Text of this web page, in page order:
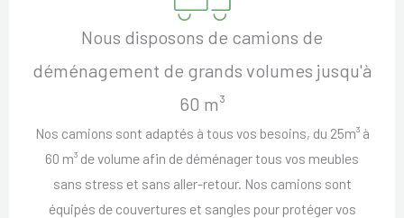
Nous disposons de camions de
déménagement de grands volumes jusqu'à
60 m³
Nos camions sont adaptés à tous vos besoins, du 25m³ à
60 m³ de volume afin de déménager tous vos meubles
sans stress et sans aller-retour. Nos camions sont
équipés de couvertures et sangles pour protéger vos